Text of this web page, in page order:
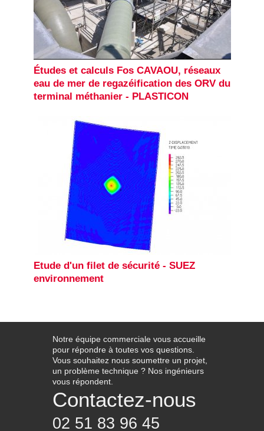
Études et calculs Fos CAVAOU, réseaux
eau de mer de regazéification des ORV du
terminal méthanier - PLASTICON
Etude d'un filet de sécurité - SUEZ
environnement
Notre équipe commerciale vous accueille
pour répondre à toutes vos questions.
Vous souhaitez nous soumettre un projet,
un problème technique ? Nos ingénieurs
vous répondent.
Contactez-nous
02 51 83 96 45